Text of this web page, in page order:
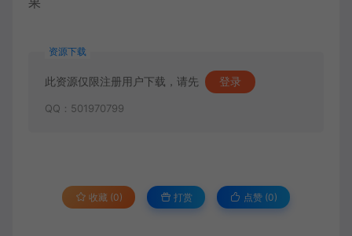
资源下载
此资源仅限注册用户下载，请先 登录
QQ：501970799
收藏 (0) 打赏 点赞 (0)